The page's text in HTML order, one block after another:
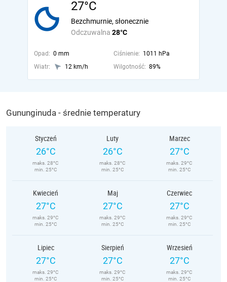
27°C
Odczuwalna 28°C
Bezchmurnie, słonecznie
Opad: 0 mm Ciśnienie: 1011 hPa
Wiatr:
12 km/h Wilgotność: 89%
Gununginuda - średnie temperatury
Styczeń
26°C
maks. 28°C
min. 25°C
Luty
26°C
maks. 28°C
min. 25°C
Marzec
27°C
maks. 29°C
min. 25°C
Kwiecień
27°C
maks. 29°C
min. 25°C
Maj
27°C
maks. 29°C
min. 25°C
Czerwiec
27°C
maks. 29°C
min. 25°C
Lipiec
27°C
maks. 29°C
min. 25°C
Sierpień
27°C
maks. 29°C
min. 25°C
Wrzesień
27°C
maks. 29°C
min. 25°C